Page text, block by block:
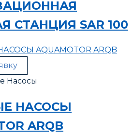
СТАНЦИЯ SAR 100
Насосы
НАСОСЫ
ARQB